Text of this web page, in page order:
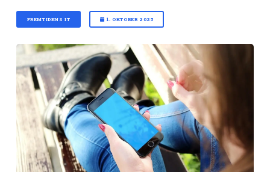
FREMTIDENS IT 1. OKTOBER 2025